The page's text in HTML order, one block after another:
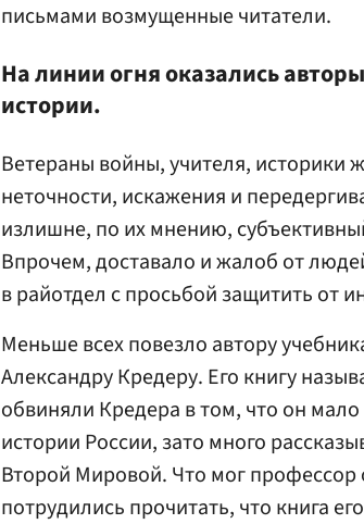
письмами возмущенные читатели.
На линии огня оказались
истории.
Ветераны войны, учителя, историки
неточности, искажения и
излишне, по их мнению,
Впрочем, доставало и жалоб от
в райотдел с просьбой защитить от
Меньше всех повезло автору
Александру Кредеру. Его книгу
обвиняли Кредера в том, что он
истории России, зато много
Второй Мировой. Что мог профессор
потрудились прочитать, что книга